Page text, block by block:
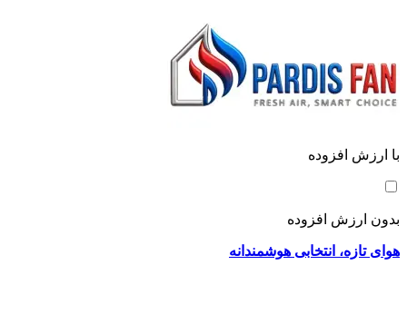
با ارزش افزوده
بدون ارزش افزوده
هوای تازه، انتخابی هوشمندانه